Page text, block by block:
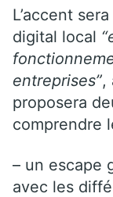
L’accent
digital local
entreprises”,
proposera
comprendre
– un escape
avec les